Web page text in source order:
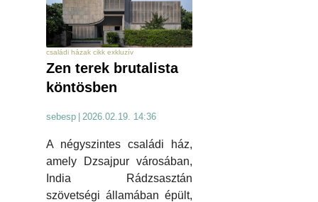
családi házak cikk exkluzív
Zen terek brutalista
köntösben
sebesp | 2026.02.19. 14:36
A négyszintes családi ház,
amely Dzsajpur városában,
India Rádzsasztán
szövetségi államában épült,